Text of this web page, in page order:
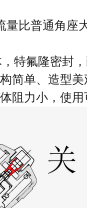
量比普通角座
特氟隆密封
简单、造型
阻力小，使